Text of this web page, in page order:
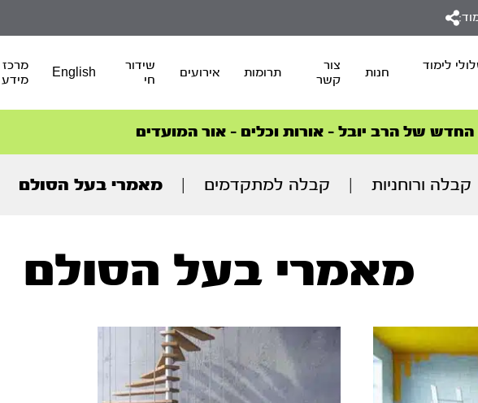
לימוד
חנות
צור
קשר
תרומות אירועים
שידור
חי
English
מרכז
מידע
סדרות הפודקאסטים
הסדרה המובילה החודש – דרך המלך
של הרב יובל – אורות וכלים – אור המועדים
הצטרפו למהפכת הבריאות הטבעית >
סדרות הפודקאסטים
הסדרה המובילה החודש – דרך המלך
קבלה ורוחניות קבלה למתקדמים מאמרי בעל הסולם
מאמרי בעל הסולם